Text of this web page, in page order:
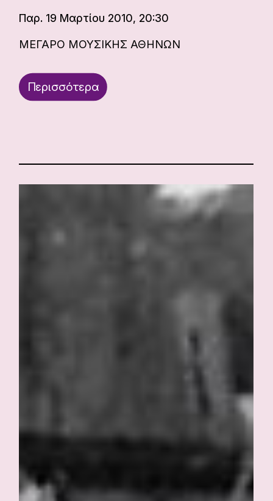
Παρ. 19 Μαρτίου 2010, 20:30
ΜΕΓΑΡΟ ΜΟΥΣΙΚΗΣ ΑΘΗΝΩΝ
Περισσότερα